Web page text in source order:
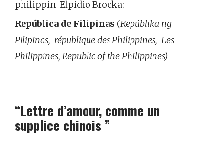
philippin Elpidio Brocka:
República de Filipinas (Repúblika ng
Pilipinas, république des Philippines, Les
Philippines, Republic of the Philippines)
“Lettre d’amour, comme un
supplice chinois ”